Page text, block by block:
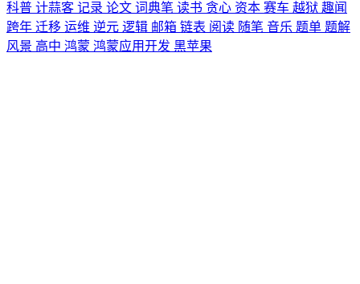
科普 计蒜客 记录 论文 词典笔 读书 贪心 资本 赛车 越狱 趣闻
跨年 迁移 运维 逆元 逻辑 邮箱 链表 阅读 随笔 音乐 题单 题解
风景 高中 鸿蒙 鸿蒙应用开发 黑苹果